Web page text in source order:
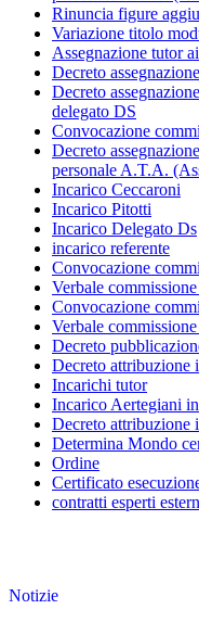
Rinuncia figure
Variazione titolo
Assegnazione tutor
Decreto
Decreto
delegato DS
Convocazione
Decreto
personale A.T.A.
Incarico Ceccaroni
Incarico Pitotti
Incarico Delegato Ds
incarico referente
Convocazione
Verbale
Convocazione
Verbale
Decreto
Decreto attribuzione
Incarichi tutor
Incarico Aertegiani
Decreto attribuzione
Determina Mondo
Ordine
Certificato
contratti esperti
Notizie